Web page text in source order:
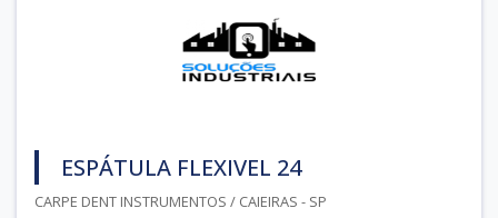
ESPÁTULA FLEXIVEL 24
CARPE DENT INSTRUMENTOS / CAIEIRAS - SP